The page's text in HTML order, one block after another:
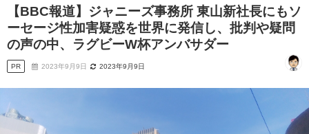
【BBC報道】ジャニーズ事務所 東山新社長にもソ
ーセージ性加害疑惑を世界に発信し、批判や疑問
の声の中、ラグビーW杯アンバサダー
PR 2023年9月9日 2023年9月9日